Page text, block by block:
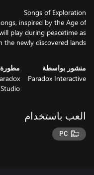
inspired by the Age of
play during peacetime as
the newly discovered lands.
منشور بواسطة
Paradox Interactive
العب باستخدام
PC